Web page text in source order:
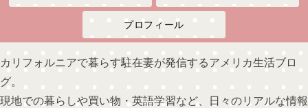
プロフィール
カリフォルニアで暮らす駐在妻が発信するアメリカ生活ブロ
グ。
現地での暮らしや買い物・英語学習など、日々のリアルな情報